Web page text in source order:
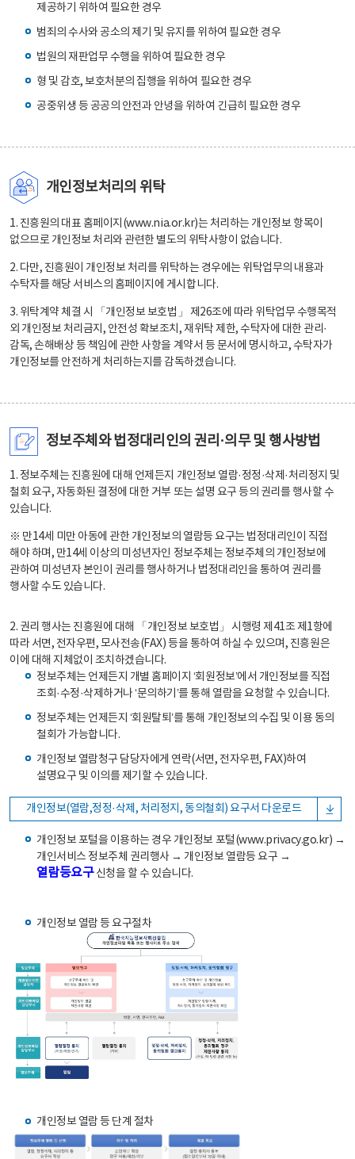
제공하기 위하여 필요한 경우
범죄의 수사와 공소의 제기 및 유지를 위하여 필요한 경우
법원의 재판업무 수행을 위하여 필요한 경우
형 및 감호, 보호처분의 집행을 위하여 필요한 경우
공중위생 등 공공의 안전과 안녕을 위하여 긴급히 필요한 경우
개인정보처리의 위탁
1. 진흥원의 대표 홈페이지(www.nia.or.kr)는 처리하는 개인정보 항목이
없으므로 개인정보 처리와 관련한 별도의 위탁사항이 없습니다.
2. 다만, 진흥원이 개인정보 처리를 위탁하는 경우에는 위탁업무의 내용과
수탁자를 해당 서비스의 홈페이지에 게시합니다.
3. 위탁계약 체결 시 「개인정보 보호법」 제26조에 따라 위탁업무 수행목적
외 개인정보 처리금지, 안전성 확보조치, 재위탁 제한, 수탁자에 대한 관리·
감독, 손해배상 등 책임에 관한 사항을 계약서 등 문서에 명시하고, 수탁자가
개인정보를 안전하게 처리하는지를 감독하겠습니다.
정보주체와 법정대리인의 권리·의무 및 행사방법
1. 정보주체는 진흥원에 대해 언제든지 개인정보 열람·정정·삭제·처리정지 및
철회 요구, 자동화된 결정에 대한 거부 또는 설명 요구 등의 권리를 행사할 수
있습니다.
※ 만14세 미만 아동에 관한 개인정보의 열람등 요구는 법정대리인이 직접
해야 하며, 만14세 이상의 미성년자인 정보주체는 정보주체의 개인정보에
관하여 미성년자 본인이 권리를 행사하거나 법정대리인을 통하여 권리를
행사할 수도 있습니다.
2. 권리 행사는 진흥원에 대해 「개인정보 보호법」 시행령 제41조 제1항에
따라 서면, 전자우편, 모사전송(FAX) 등을 통하여 하실 수 있으며, 진흥원은
이에 대해 지체없이 조치하겠습니다.
정보주체는 언제든지 개별 홈페이지 ‘회원정보’에서 개인정보를 직접
조회·수정·삭제하거나 ‘문의하기’를 통해 열람을 요청할 수 있습니다.
정보주체는 언제든지 ‘회원탈퇴’를 통해 개인정보의 수집 및 이용 동의
철회가 가능합니다.
개인정보 열람청구 담당자에게 연락(서면, 전자우편, FAX)하여
설명요구 및 이의를 제기할 수 있습니다.
개인정보(열람,정정·삭제, 처리정지, 동의철회) 요구서 다운로드
개인정보 포털을 이용하는 경우 개인정보 포털(www.privacy.go.kr) →
개인서비스 정보주체 권리행사 → 개인정보 열람등 요구 →
열람등요구신청을 할 수 있습니다.
개인정보 열람 등 요구절차
개인정보 열람 등 단계 절차